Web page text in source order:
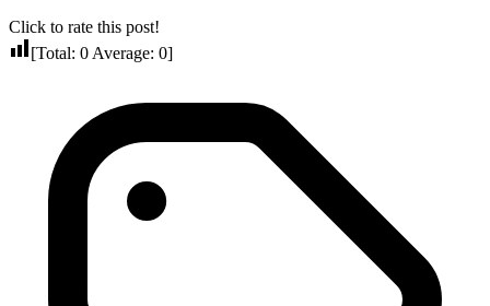
Click to rate this post!
[Total: 0 Average: 0]